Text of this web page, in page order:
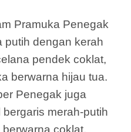
Pramuka Penegak
putih dengan kerah
pendek coklat,
berwarna hijau tua.
Penegak juga
merah-putih
coklat.